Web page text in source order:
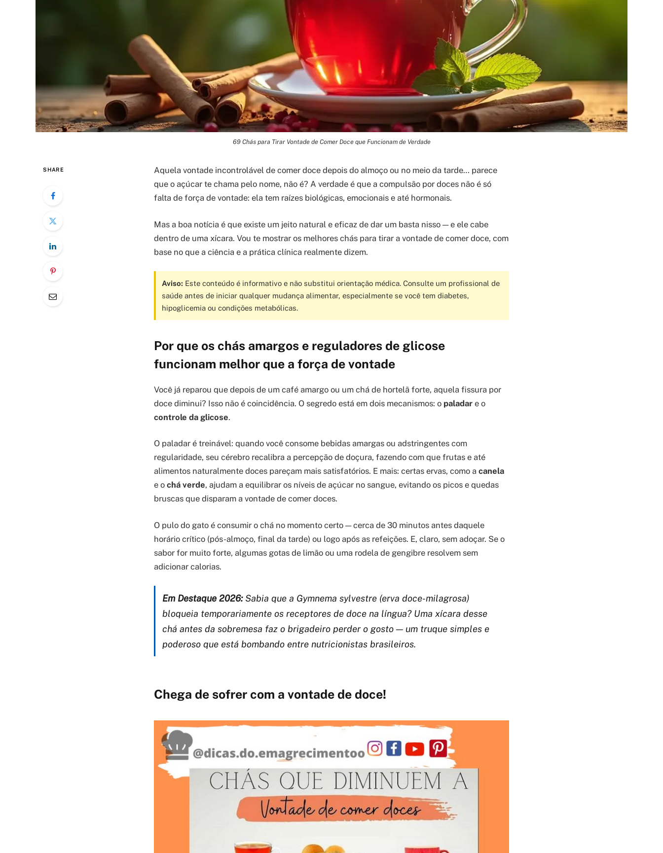
69 Chás para Tirar Vontade de Comer Doce que Funcionam de Verdade
SHARE
Aquela vontade incontrolável de comer doce depois do almoço ou no meio da tarde… parece
que o açúcar te chama pelo nome, não é? A verdade é que a compulsão por doces não é só
falta de força de vontade: ela tem raízes biológicas, emocionais e até hormonais.
Mas a boa notícia é que existe um jeito natural e eficaz de dar um basta nisso — e ele cabe
dentro de uma xícara. Vou te mostrar os melhores chás para tirar a vontade de comer doce, com
base no que a ciência e a prática clínica realmente dizem.
Aviso: Este conteúdo é informativo e não substitui orientação médica. Consulte um profissional de
saúde antes de iniciar qualquer mudança alimentar, especialmente se você tem diabetes,
hipoglicemia ou condições metabólicas.
Por que os chás amargos e reguladores de glicose
funcionam melhor que a força de vontade
Você já reparou que depois de um café amargo ou um chá de hortelã forte, aquela fissura por
doce diminui? Isso não é coincidência. O segredo está em dois mecanismos: o paladar e o
controle da glicose.
O paladar é treinável: quando você consome bebidas amargas ou adstringentes com
regularidade, seu cérebro recalibra a percepção de doçura, fazendo com que frutas e até
alimentos naturalmente doces pareçam mais satisfatórios. E mais: certas ervas, como a canela
e o chá verde, ajudam a equilibrar os níveis de açúcar no sangue, evitando os picos e quedas
bruscas que disparam a vontade de comer doces.
O pulo do gato é consumir o chá no momento certo — cerca de 30 minutos antes daquele
horário crítico (pós-almoço, final da tarde) ou logo após as refeições. E, claro, sem adoçar. Se o
sabor for muito forte, algumas gotas de limão ou uma rodela de gengibre resolvem sem
adicionar calorias.
Em Destaque 2026:Sabia que a Gymnema sylvestre (erva doce-milagrosa)
bloqueia temporariamente os receptores de doce na língua? Uma xícara desse
chá antes da sobremesa faz o brigadeiro perder o gosto — um truque simples e
poderoso que está bombando entre nutricionistas brasileiros.
Chega de sofrer com a vontade de doce!